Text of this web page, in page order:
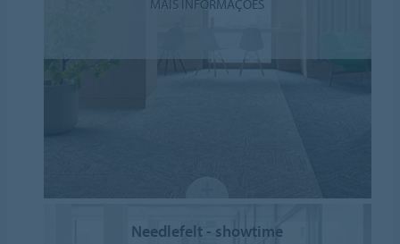
MAIS INFORMAÇÕES
Needlefelt - showtime